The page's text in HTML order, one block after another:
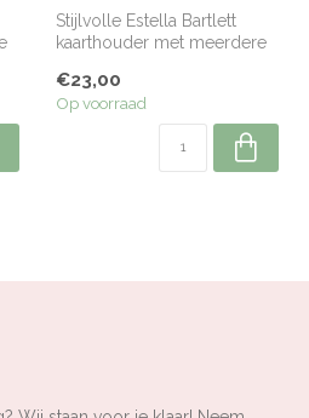
Stijlvolle Estella Bartlett
kaarthouder met meerdere
€23,00
Op voorraad